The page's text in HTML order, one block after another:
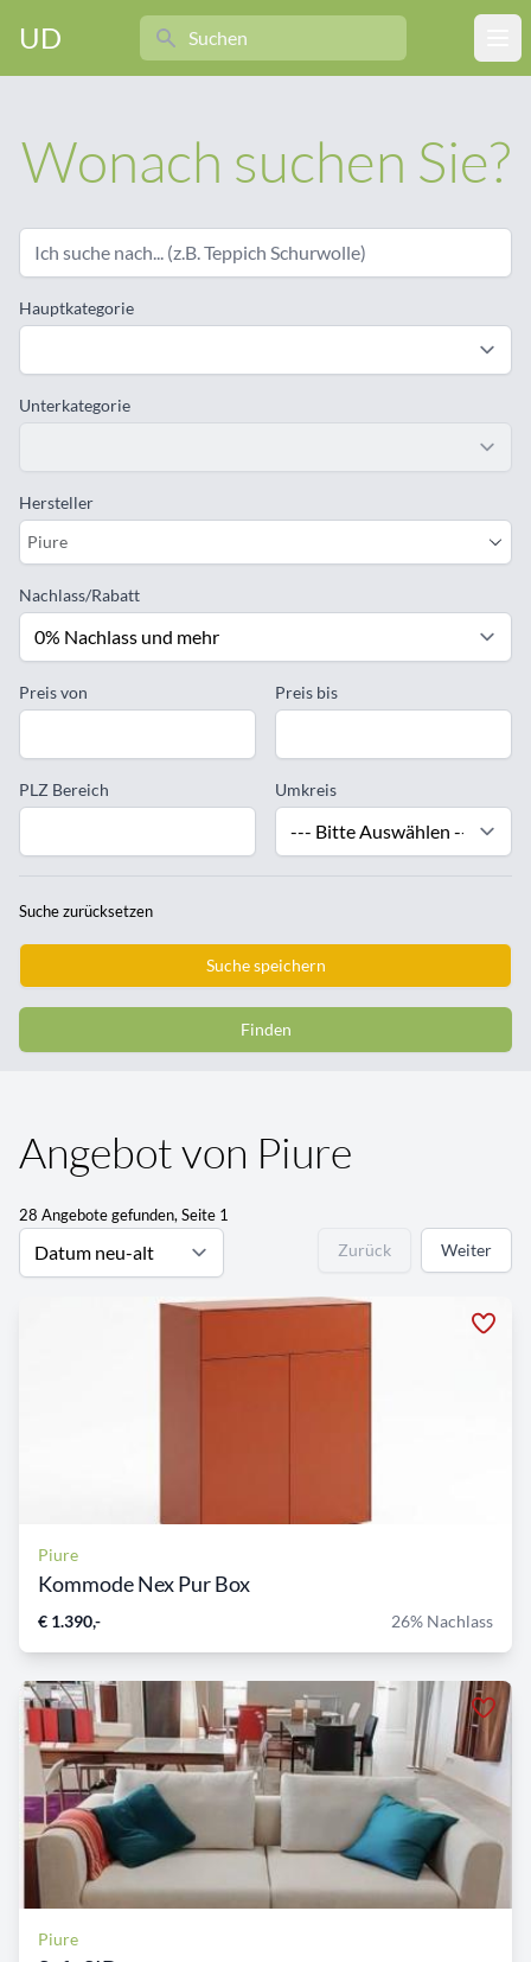
UD
Search
Wonach suchen Sie?
Hauptkategorie
Unterkategorie
Hersteller
Piure
Nachlass/Rabatt
Preis von Preis bis
PLZ Bereich Umkreis
Suche zurücksetzen
Suche speichern
Finden
Angebot von Piure
28 Angebote gefunden, Seite 1
Zurück Weiter
Piure
Kommode Nex Pur Box
€ 1.390,- 26% Nachlass
Piure